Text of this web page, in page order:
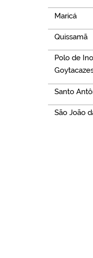
Maricá
Quissamã
Polo de
Santo
São João